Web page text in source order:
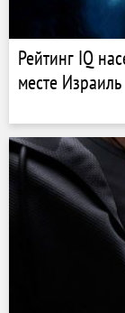
Рейтинг IQ
месте Израиль